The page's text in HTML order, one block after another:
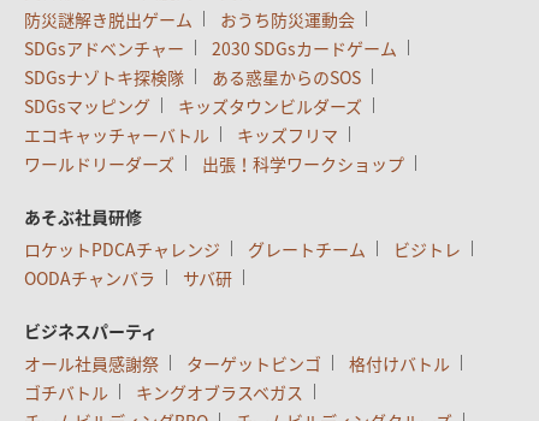
防災謎解き脱出ゲーム
おうち防災運動会
SDGsアドベンチャー
2030 SDGsカードゲーム
SDGsナゾトキ探検隊
ある惑星からのSOS
SDGsマッピング
キッズタウンビルダーズ
エコキャッチャーバトル
キッズフリマ
ワールドリーダーズ
出張！科学ワークショップ
あそぶ社員研修
ロケットPDCAチャレンジ
グレートチーム
ビジトレ
OODAチャンバラ
サバ研
ビジネスパーティ
オール社員感謝祭
ターゲットビンゴ
格付けバトル
ゴチバトル
キングオブラスベガス